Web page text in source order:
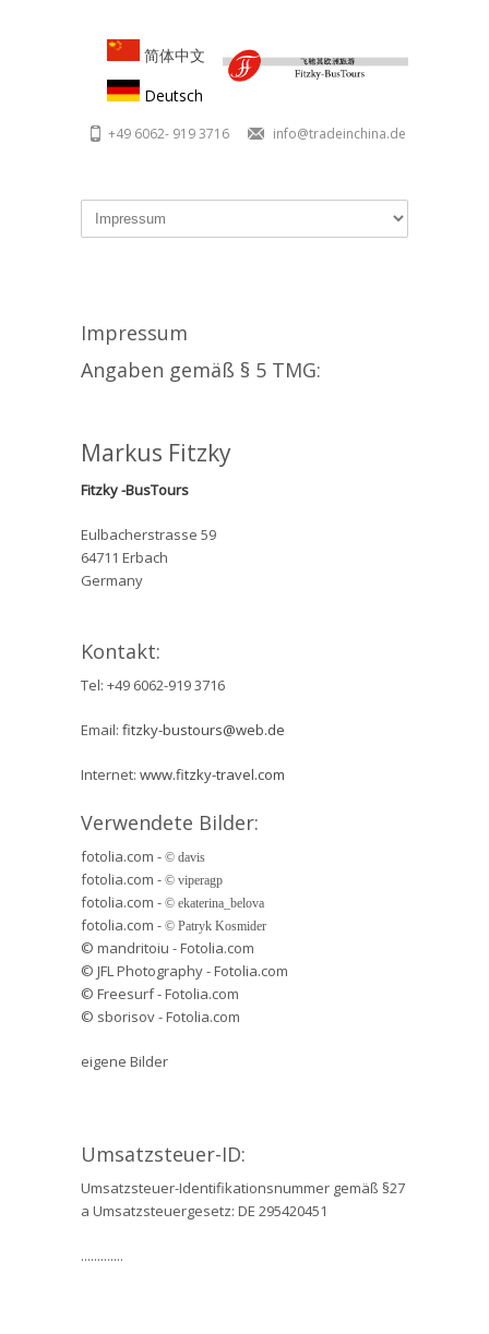
+49 6062- 919 3716 info@tradeinchina.de
简体中文
Deutsch
Impressum
Angaben gemäß § 5 TMG:
Markus Fitzky
Fitzky -BusTours
Eulbacherstrasse 59
64711 Erbach
Germany
Kontakt:
Tel: +49 6062-919 3716
Email: fitzky-bustours@web.de
Internet: www.fitzky-travel.com
Verwendete Bilder:
fotolia.com - © davis
fotolia.com - © viperagp
fotolia.com - © ekaterina_belova
fotolia.com - © Patryk Kosmider
© mandritoiu - Fotolia.com
© JFL Photography - Fotolia.com
© Freesurf - Fotolia.com
© sborisov - Fotolia.com
eigene Bilder
Umsatzsteuer-ID:
Umsatzsteuer-Identifikationsnummer gemäß §27
a Umsatzsteuergesetz: DE 295420451
.............